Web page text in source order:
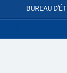
BUREAU